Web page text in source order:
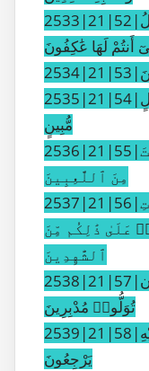
2533|21|52|إِذْ قَالَ لِأَبِيهِ وَقَوْمِهِۦ مَا هَٰذِهِ ٱلتَّمَاثِيلُ
أَنتُمْ لَهَا عَٰكِفُونَ
2535|21|54|قَالَ لَقَدْ كُنتُمْ أَنتُمْ وَءَابَآؤُكُمْ فِى ضَلَٰلٍ
مُّبِينٍ
2536|21|55|قَالُوٓا۟ أَجِئْتَنَا بِٱلْحَقِّ أَمْ أَنتَ
مِنَ ٱللَّٰعِبِينَ
2537|21|56|قَالَ بَل رَّبُّكُمْ رَبُّ ٱلسَّمَٰوَٰتِ
عَلَىٰ ذَٰلِكُم مِّنَ
ٱلشَّٰهِدِينَ
2538|21|57|وَتَٱللَّهِ لَأَكِيدَنَّ أَصْنَٰمَكُم بَعْدَ أَن
تُوَلُّوا۟ مُدْبِرِينَ
2539|21|58|فَجَعَلَهُمْ جُذَٰذًا إِلَّا كَبِيرًا لَّهُمْ لَعَلَّهُمْ إِلَيْهِ
يَرْجِعُونَ